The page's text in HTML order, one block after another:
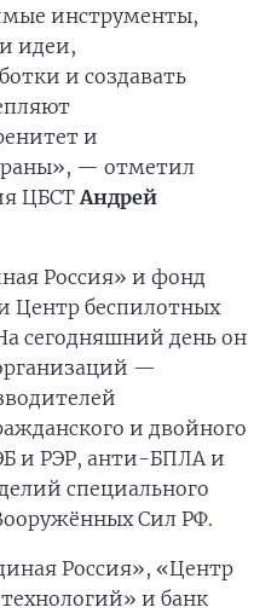
инструменты,
идеи,
и создавать
и
— отметил
ЦБСТАндрей
Россия» и фонд
Центр беспилотных
сегодняшний день он
—
и двойного
и РЭР, анти-БПЛА и
специального
Сил РФ.
Россия», «Центр
и банк